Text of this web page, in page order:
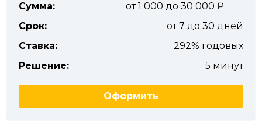
Сумма:
от 1 000 до 30 000
Срок:
от 7 до 30 дней
Ставка:
292% годовых
Решение:
5 минут
Оформить